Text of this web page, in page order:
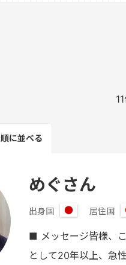
に並べる
めぐさん
出身国
日
本
居住国
■ メッセージ皆様、
として20年以上、急